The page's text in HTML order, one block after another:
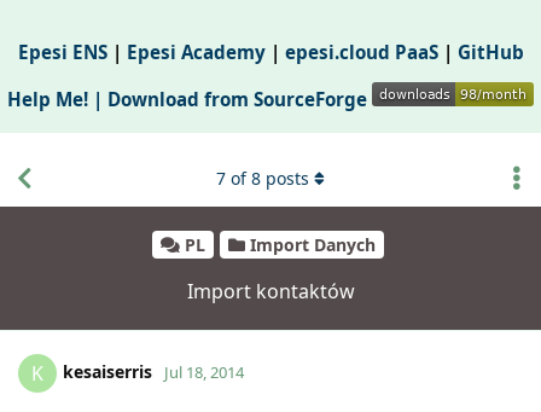
Epesi ENS| Epesi Academy| epesi.cloud PaaS| GitHub
Help Me! | Download from SourceForge
PL Import Danych
Import kontaktów
7 of8 posts
K kesaiserris Jul 18, 2014